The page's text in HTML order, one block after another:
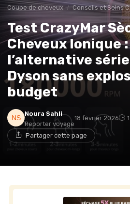
Coupe de cheveux Conseils et Soins
Test CrazyMar
Cheveux Ionique :
l’alternative
Dyson sans
budget
Noura Sahli
Reporter voyage
18 février 2026
Partager cette page